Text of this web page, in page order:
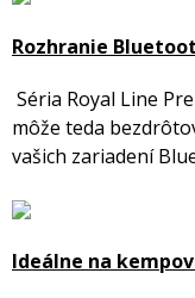
Rozhranie
Séria Royal Line
môže teda
vašich zariadení
Ideálne na